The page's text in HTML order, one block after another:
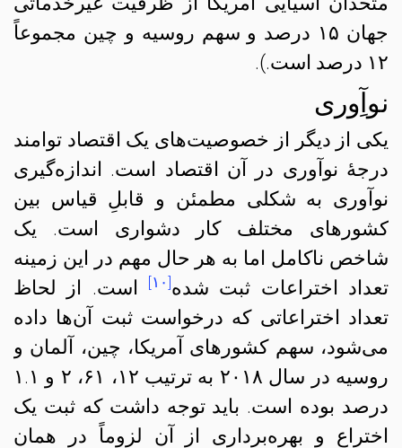
جهان ۱۵ درصد و سهم روسیه و چین مجموعاً
۱۲ درصد است.).
نوآِوری
یکی از دیگر از خصوصیت‌های یک اقتصاد توامند
درجهٔ نوآوری در آن اقتصاد است. اندازه‌گیری
نوآوری به شکلی مطمئن و قابلِ قیاس بین
کشورهای مختلف کار دشواری است. یک
شاخص ناکامل اما به هر حال مهم در این زمینه
تعداد اختراعات ثبت شده[۱۰]
است. از لحاظ
تعداد اختراعاتی که درخواست ثبت آن‌ها داده
می‌شود، سهم کشورهای آمریکا، چین، آلمان و
روسیه در سال ۲۰۱۸ به ترتیب ۱۲، ۶۱، ۲ و ۱.۱
درصد بوده است. باید توجه داشت که ثبت یک
اختراع و بهره‌برداری از آن لزوماً در همان